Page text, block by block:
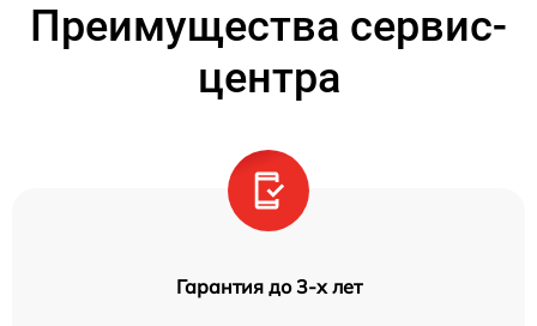
Преимущества сервис-
центра
Гарантия до 3-х лет